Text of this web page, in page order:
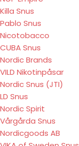
Killa Snus
Pablo Snus
Nicotobacco
CUBA Snus
Nordic Brands
VILD Nikotinpåsar
Nordic Snus (JTI)
LD Snus
Nordic Spirit
Vårgårda Snus
Nordicgoods AB